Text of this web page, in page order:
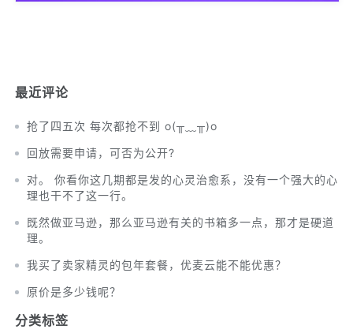
最近评论
抢了四五次 每次都抢不到 o(╥﹏╥)o
回放需要申请，可否为公开?
对。 你看你这几期都是发的心灵治愈系，没有一个强大的心
理也干不了这一行。
既然做亚马逊，那么亚马逊有关的书箱多一点，那才是硬道
理。
我买了卖家精灵的包年套餐，优麦云能不能优惠？
原价是多少钱呢？
分类标签